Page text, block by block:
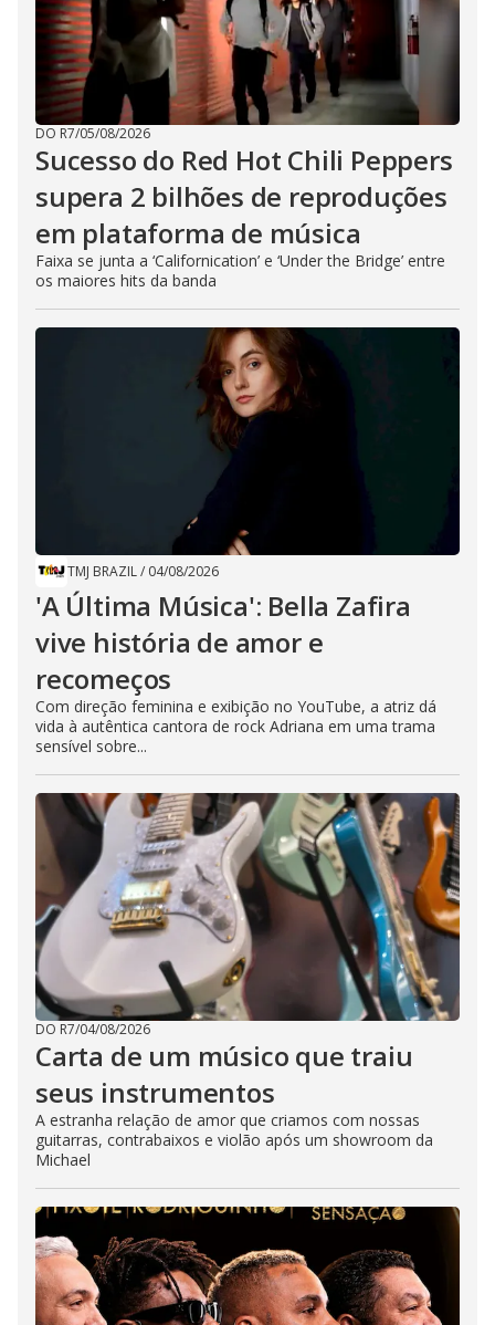
DO R7/05/08/2026
Sucesso do Red Hot Chili Peppers
supera 2 bilhões de reproduções
em plataforma de música
Faixa se junta a ‘Californication’ e ‘Under the Bridge’ entre
os maiores hits da banda
TMJ BRAZIL/ 04/08/2026
'A Última Música': Bella Zafira
vive história de amor e
recomeços
Com direção feminina e exibição no YouTube, a atriz dá
vida à autêntica cantora de rock Adriana em uma trama
sensível sobre...
DO R7/04/08/2026
Carta de um músico que traiu
seus instrumentos
A estranha relação de amor que criamos com nossas
guitarras, contrabaixos e violão após um showroom da
Michael